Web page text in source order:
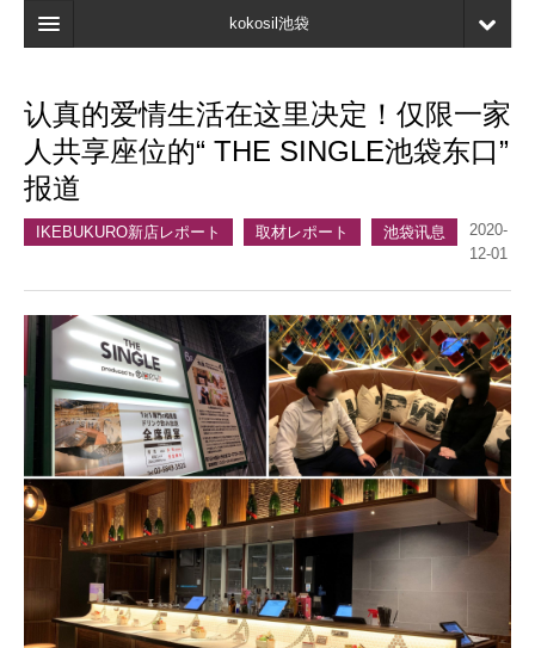
kokosil池袋
地图
最新信息
口碑
书签
认真的爱情生活在这里决定！仅限一家
人共享座位的“ THE SINGLE池袋东口”
报道
IKEBUKURO新店レポート 取材レポート 池袋讯息
2020-
12-01